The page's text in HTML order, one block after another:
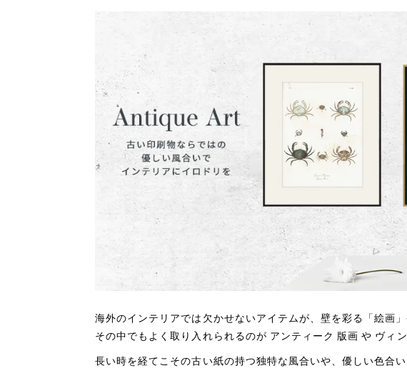
海外のインテリアでは欠かせないアイテムが、壁を彩る「絵画
その中でもよく取り入れられるのが アンティーク 版画 や ヴィン
長い時を経てこその古い紙の持つ独特な風合いや、優しい色合